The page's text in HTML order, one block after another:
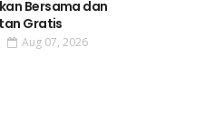
Bersama dan
Gratis
Aug 07, 2026